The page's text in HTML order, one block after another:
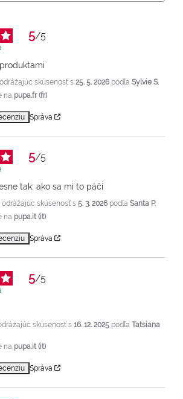
5/5
, odrážajúc skúsenosť s 25. 5. 2026 podľa Sylvie S.
na pupa.fr (fr)
Správa
5/5
tak, ako sa mi to páči
, odrážajúc skúsenosť s 5. 3. 2026 podľa Santa P.
na pupa.it (it)
Správa
5/5
odrážajúc skúsenosť s 16. 12. 2025 podľa Tatsiana
na pupa.it (it)
Správa